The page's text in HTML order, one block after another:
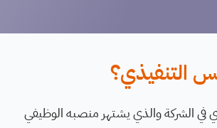
التنفيذي؟
في الشركة والذي يشتهر منصبه الوظيفي